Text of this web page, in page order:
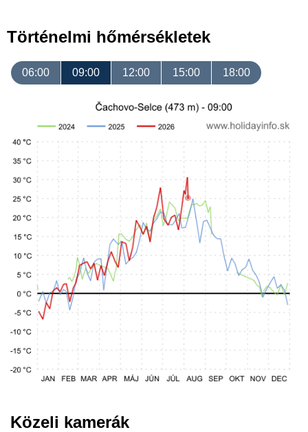
Történelmi hőmérsékletek
06:00 09:00 12:00 15:00 18:00
Közeli kamerák